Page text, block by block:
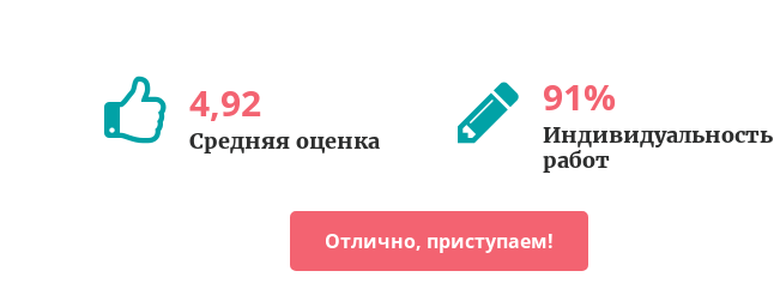
4,92
Средняя оценка
91%
Индивидуальность
работ
Отлично, приступаем!